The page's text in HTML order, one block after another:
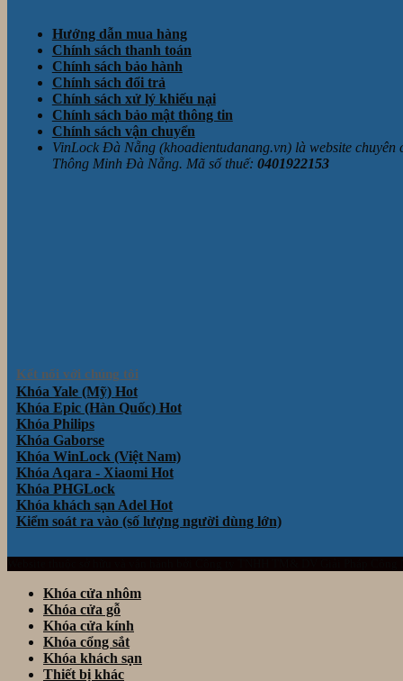
Hướng dẫn mua hàng
Chính sách thanh toán
Chính sách bảo hành
Chính sách đổi trả
Chính sách xử lý khiếu nại
Chính sách bảo mật thông tin
Chính sách vận chuyển
VinLock Đà Nẵng (khoadientudanang.vn) là website
Thông Minh Đà Nẵng. Mã số thuế: 0401922153
Kết nối với chúng tôi
Khóa Yale (Mỹ)
Khóa Epic (Hàn Quốc)
Khóa Philips
Khóa Gaborse
Khóa WinLock (Việt Nam)
Khóa Aqara - Xiaomi
Khóa PHGLock
Khóa khách sạn Adel
Kiểm soát ra vào (số lượng người dùng lớn)
Khóa cửa nhôm
Khóa cửa gỗ
Khóa cửa kính
Khóa cổng sắt
Khóa khách sạn
Thiết bị khác